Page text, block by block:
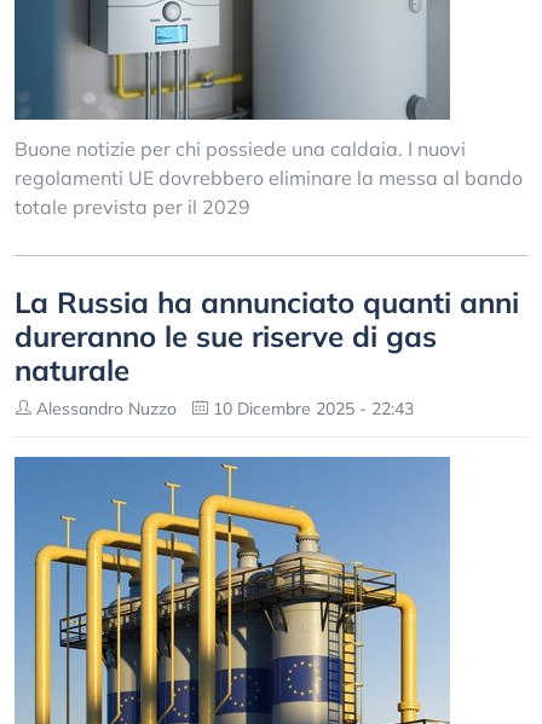
Buone notizie per chi possiede una caldaia. I nuovi
regolamenti UE dovrebbero eliminare la messa al bando
totale prevista per il 2029
La Russia ha annunciato quanti anni
dureranno le sue riserve di gas
naturale
Alessandro Nuzzo 10 Dicembre 2025 - 22:43